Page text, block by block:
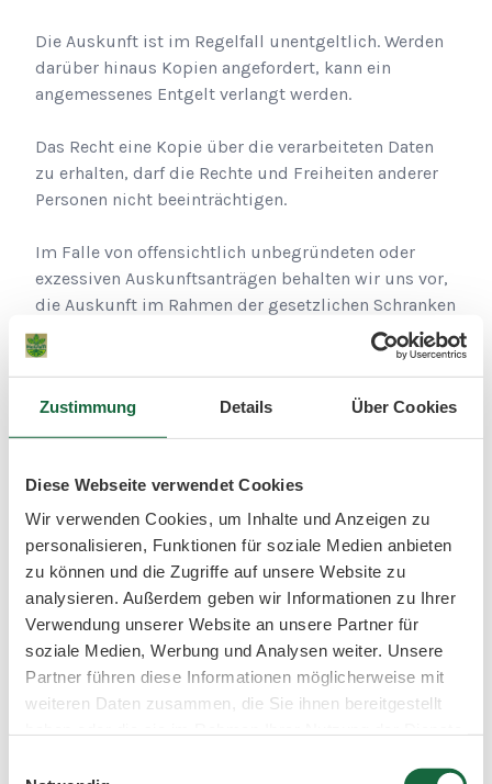
Zustimmung Details Über Cookies
Diese Webseite verwendet Cookies
Wir verwenden Cookies, um Inhalte und Anzeigen zu
personalisieren, Funktionen für soziale Medien anbieten
zu können und die Zugriffe auf unsere Website zu
analysieren. Außerdem geben wir Informationen zu Ihrer
Verwendung unserer Website an unsere Partner für
soziale Medien, Werbung und Analysen weiter. Unsere
Partner führen diese Informationen möglicherweise mit
weiteren Daten zusammen, die Sie ihnen bereitgestellt
Die Auskunft ist im Regelfall unentgeltlich. Werden
darüber hinaus Kopien angefordert, kann ein
angemessenes Entgelt verlangt werden.
Das Recht eine Kopie über die verarbeiteten Daten
zu erhalten, darf die Rechte und Freiheiten anderer
Personen nicht beeinträchtigen.
Im Falle von offensichtlich unbegründeten oder
exzessiven Auskunftsanträgen behalten wir uns vor,
die Auskunft im Rahmen der gesetzlichen Schranken
zu verweigern oder ein angemessenes Entgelt dafür
zu verlangen.
Die Bearbeitung Ihres Gesuchs unterliegt der
gesetzlichen Frist von einem Monat. Diese Frist
Anzahl von Anfragen um zwei weitere Monate
verlängern, soweit dies erforderlich ist. Sie werden
über die Fristverlängerung innerhalb eines Monats
nach dem Stellen des Auskunftsgesuch informiert.
Zugleich werden Ihnen die Gründe für die
Verlängerung genannt.
LÖSCHUNG UND BERICHTIGUNG
Sie haben jederzeit die Möglichkeit, die Löschung